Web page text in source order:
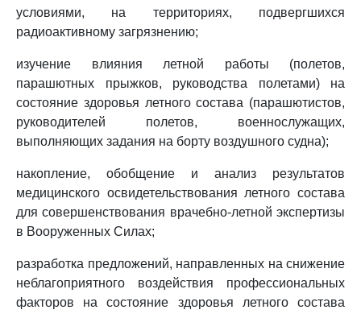
условиями, на территориях, подвергшихся
радиоактивному загрязнению;
изучение влияния летной работы (полетов,
парашютных прыжков, руководства полетами) на
состояние здоровья летного состава (парашютистов,
руководителей полетов, военнослужащих,
выполняющих задания на борту воздушного судна);
накопление, обобщение и анализ результатов
медицинского освидетельствования летного состава
для совершенствования врачебно-летной экспертизы
в Вооруженных Силах;
разработка предложений, направленных на снижение
неблагоприятного воздействия профессиональных
факторов на состояние здоровья летного состава